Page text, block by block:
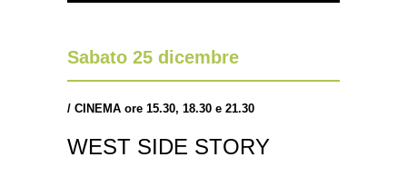
Sabato 25 dicembre
/ CINEMA ore 15.30, 18.30 e 21.30
WEST SIDE STORY